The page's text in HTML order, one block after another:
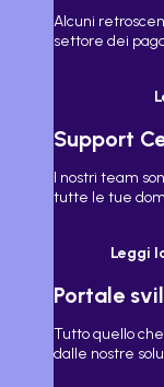
Alcuni
settore dei
Support
I nostri team
tutte le tue
Leggi
Portale
Tutto quello
dalle nostre